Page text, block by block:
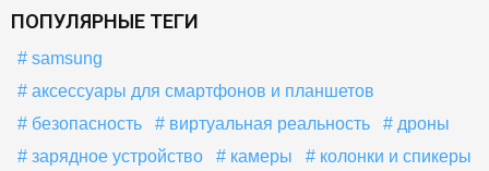
ПОПУЛЯРНЫЕ ТЕГИ
samsung
аксессуары для смартфонов и планшетов
безопасность
виртуальная реальность
дроны
зарядное устройство
камеры
колонки и спикеры